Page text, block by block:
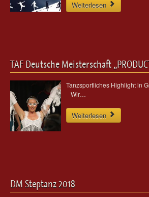
Weiterlesen
TAF Deutsche Meisterschaft
Tanzsportliches
Wir…
Weiterlesen
DM Steptanz 2018